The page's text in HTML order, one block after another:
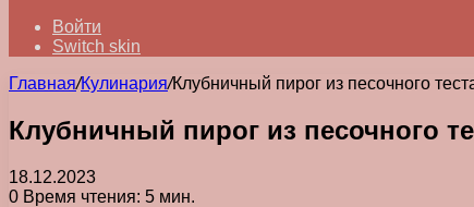
Войти
Switch skin
Главная/Кулинария/Клубничный пирог из песочного
Клубничный пирог из песочного
18.12.2023
0 Время чтения: 5 мин.